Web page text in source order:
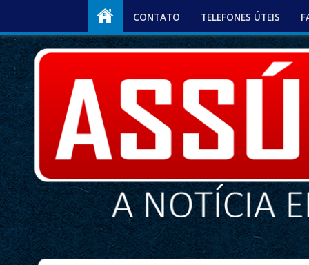
CONTATO TELEFONES ÚTEIS